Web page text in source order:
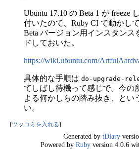
Ubuntu 17.10 の Beta 1 が freeze
付いたので、Ruby CI で動かし
Beta バージョン用インスタンス
ドしておいた。
https://wiki.ubuntu.com/
具体的な手順は do-upgrade-
てしばし待機って感じで。今の
よる何かしらの踏み抜き、とい
い。
[ツッコミを入れる]
Generated by tDiary
Powered by Ruby version 4.0.6